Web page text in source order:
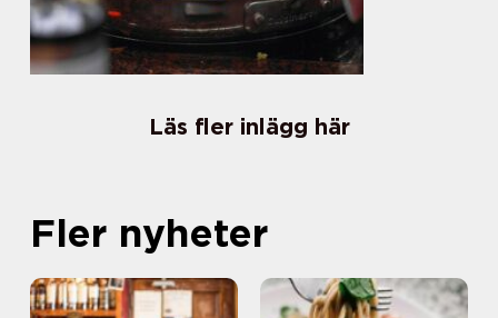
Läs fler inlägg här
Fler nyheter